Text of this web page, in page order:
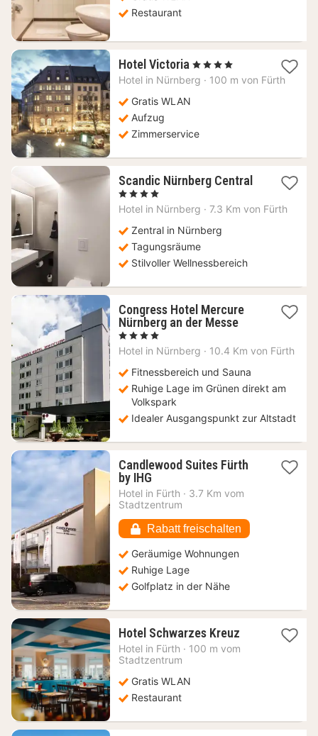
Restaurant
Hotel Victoria 1
Nacht
ab
, 4 Sterne
Hotel in Nürnberg · 100 m von Fürth
Gratis WLAN
Aufzug
Zimmerservice
Scandic Nürnberg Central1
ab
, 4 Sterne
Hotel in Nürnberg · 7.3 Km von Fürth
Zentral in Nürnberg
Tagungsräume
Stilvoller Wellnessbereich
Congress Hotel Mercure
Nürnberg an der Messe1
ab
€
, 4 Sterne
Hotel in Nürnberg · 10.4 Km von Fürth
Fitnessbereich und Sauna
Ruhige Lage im Grünen direkt am
Volkspark
Idealer Ausgangspunkt zur Altstadt
Candlewood Suites Fürth
by IHG1
Nacht
ab
€
Hotel in Fürth · 3.7 Km vom
Stadtzentrum
Rabatt freischalten
Geräumige Wohnungen
Ruhige Lage
Golfplatz in der Nähe
Hotel Schwarzes Kreuz1
Nacht
Hotel in Fürth · 100 m vom
Stadtzentrum
Gratis WLAN
Restaurant